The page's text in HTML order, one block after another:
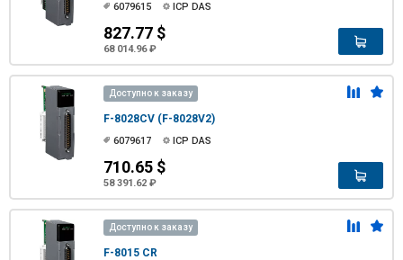
6079615 ICP DAS
827.77 $
68 014.96 ₽
Доступно к заказу
F-8028CV (F-8028V2)
6079617 ICP DAS
710.65 $
58 391.62 ₽
Доступно к заказу
F-8015 CR